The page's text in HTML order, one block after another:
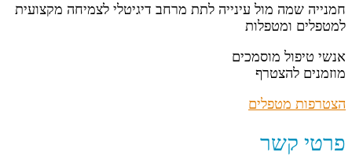
חמנייה שמה מול עינייה לתת מרחב דיגיטלי לצמיחה מקצועית
למטפלים ומטפלות
אנשי טיפול מוסמכים
מוזמנים להצטרף
הצטרפות מטפלים
פרטי קשר